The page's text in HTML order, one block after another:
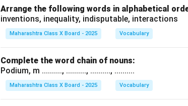
Arrange the following words in alphabetical
inventions, inequality, indisputable, interactions
Maharashtra Class X Board - 2025 Vocabulary
Complete the word chain of nouns:
Podium, m .........., .........., .........., ..........
Maharashtra Class X Board - 2025 Vocabulary